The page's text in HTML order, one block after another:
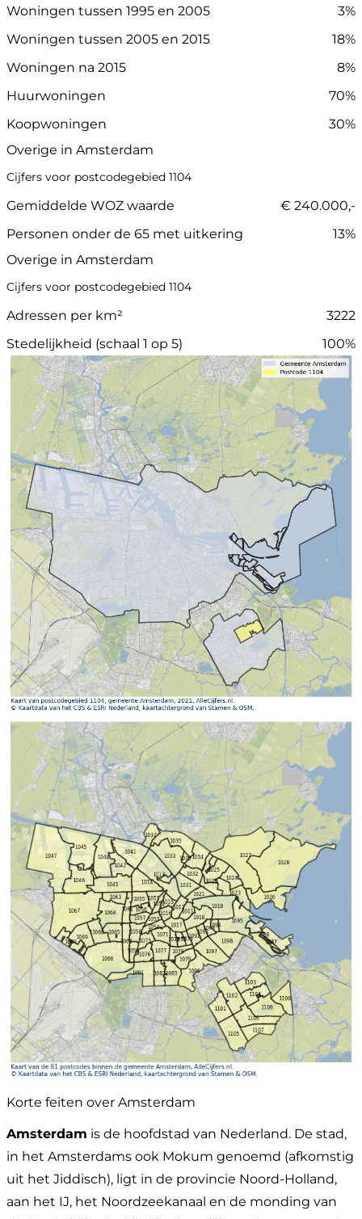
Woningen tussen 1995 en 2005
3%
Woningen tussen 2005 en 2015
18%
Woningen na 2015
8%
Huurwoningen
70%
Koopwoningen
30%
Overige in Amsterdam
Cijfers voor postcodegebied 1104
Gemiddelde WOZ waarde
€ 240.000,-
Personen onder de 65 met uitkering
13%
Overige in Amsterdam
Cijfers voor postcodegebied 1104
Adressen per km²
3222
Stedelijkheid (schaal 1 op 5)
100%
Korte feiten over Amsterdam
Amsterdam is de hoofdstad van Nederland. De stad,
in het Amsterdams ook Mokum genoemd (afkomstig
uit het Jiddisch), ligt in de provincie Noord-Holland,
aan het IJ, het Noordzeekanaal en de monding van